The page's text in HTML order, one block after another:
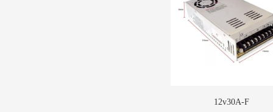
12v30A-F